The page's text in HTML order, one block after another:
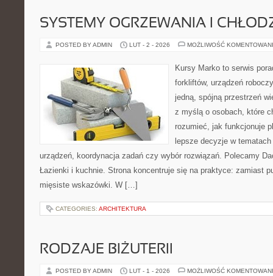
SYSTEMY OGRZEWANIA I
POSTED BY ADMIN LUT - 2 - 2026 MOŻLIWOŚĆ
Kursy Marko to serwis
forkliftów, urządzeń
jedną, spójną przestrzeń
z myślą o osobach, które
rozumieć, jak funkcjonuje
lepsze decyzje w
urządzeń, koordynacja zadań czy wybór rozwiązań. Polecamy
Łazienki i kuchnie. Strona koncentruje się na praktyce: zamiast
mięsiste wskazówki. W […]
CATEGORIES: ARCHITEKTURA
RODZAJE BIŻUTERII
POSTED BY ADMIN LUT - 1 - 2026 MOŻLIWOŚĆ